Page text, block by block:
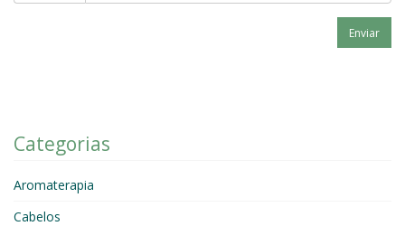
Categorias
Aromaterapia
Cabelos
Enviar